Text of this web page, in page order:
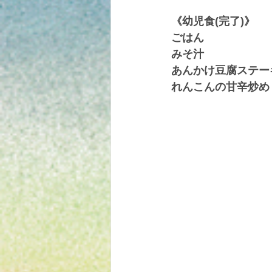
《幼児食(完了)》
ごはん
みそ汁
あんかけ豆腐ステー
れんこんの甘辛炒め